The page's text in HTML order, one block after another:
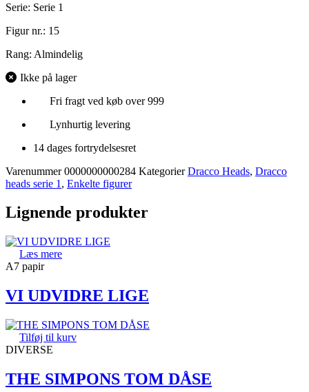
Serie: Serie 1
Figur nr.: 15
Rang: Almindelig
Ikke på lager
Fri fragt ved køb over 999
Lynhurtig levering
14 dages fortrydelsesret
Varenummer0000000000284 Kategorier Dracco Heads, Dracco
heads serie 1 , Enkelte figurer
Lignende produkter
Læs mere
A7 papir
VI UDVIDRE LIGE
Tilføj til kurv
DIVERSE
THE SIMPONS TOM DÅSE